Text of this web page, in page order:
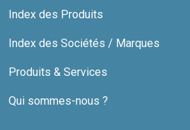
Index des Produits
Index des Sociétés / Marques
Produits & Services
Qui sommes-nous ?